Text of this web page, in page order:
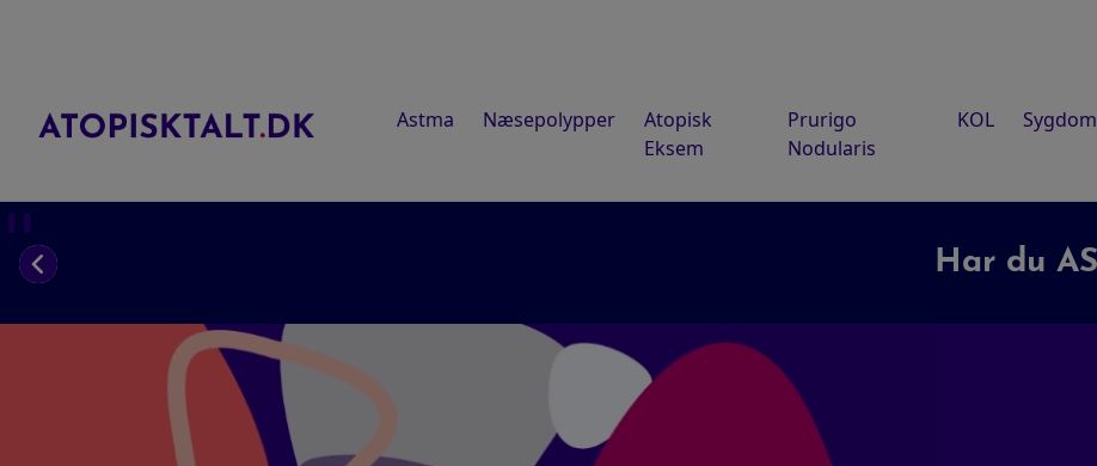
Astma Næsepolypper
Atopisk
Eksem
Prurigo
Nodularis
KOL
Har du